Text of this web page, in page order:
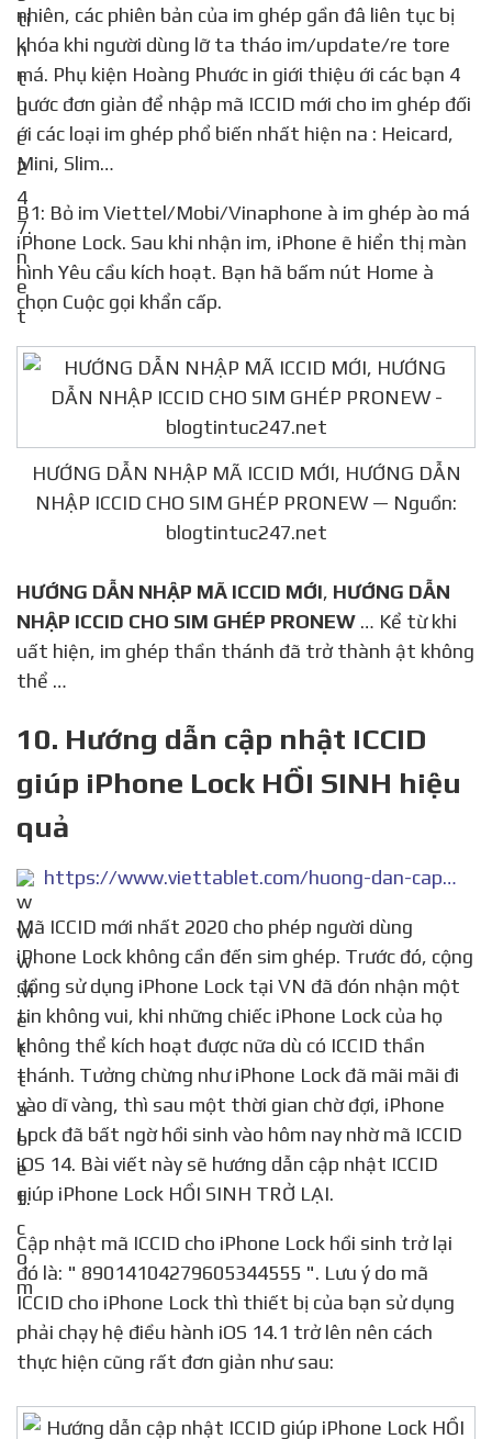
nhiên, các phiên bản của im ghép gần đâ liên tục bị
khóa khi người dùng lỡ ta tháo im/update/re tore
má. Phụ kiện Hoàng Phước in giới thiệu ới các bạn 4
bước đơn giản để nhập mã ICCID mới cho im ghép đối
ới các loại im ghép phổ biến nhất hiện na : Heicard,
Mini, Slim…
B1: Bỏ im Viettel/Mobi/Vinaphone à im ghép ào má
iPhone Lock. Sau khi nhận im, iPhone ẽ hiển thị màn
hình Yêu cầu kích hoạt. Bạn hã bấm nút Home à
chọn Cuộc gọi khẩn cấp.
HƯỚNG DẪN NHẬP MÃ ICCID MỚI, HƯỚNG DẪN
NHẬP ICCID CHO SIM GHÉP PRONEW — Nguồn:
blogtintuc247.net
HƯỚNG DẪN NHẬP MÃ ICCID MỚI, HƯỚNG DẪN
NHẬP ICCID CHO SIM GHÉP PRONEW … Kể từ khi
uất hiện, im ghép thần thánh đã trở thành ật không
thể …
10. Hướng dẫn cập nhật ICCID
giúp iPhone Lock HỒI SINH hiệu
quả
https://www.viettablet.com/huong-dan-cap-nhat-iccid-giup-iphone-lock-hoi-sinh-tro-lai
Mã ICCID mới nhất 2020 cho phép người dùng
iPhone Lock không cần đến sim ghép. Trước đó, cộng
đồng sử dụng iPhone Lock tại VN đã đón nhận một
tin không vui, khi những chiếc iPhone Lock của họ
không thể kích hoạt được nữa dù có ICCID thần
thánh. Tưởng chừng như iPhone Lock đã mãi mãi đi
vào dĩ vàng, thì sau một thời gian chờ đợi, iPhone
Lock đã bất ngờ hồi sinh vào hôm nay nhờ mã ICCID
iOS 14. Bài viết này sẽ hướng dẫn cập nhật ICCID
giúp iPhone Lock HỒI SINH TRỞ LẠI.
Cập nhật mã ICCID cho iPhone Lock hồi sinh trở lại
đó là: " 89014104279605344555 ". Lưu ý do mã
ICCID cho iPhone Lock thì thiết bị của bạn sử dụng
phải chạy hệ điều hành iOS 14.1 trở lên nên cách
thực hiện cũng rất đơn giản như sau: